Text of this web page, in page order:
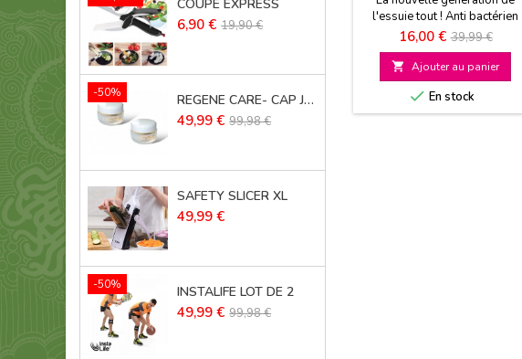
COUPE EXPRESS
Prix
6,90 € Prix
19,90 €
-50% REGENE CARE- CAP JOUVENCE LOT DE 2
Prix
49,99 € Prix
99,98 €
SAFETY SLICER XL
Prix
49,99 €
-50% INSTALIFE LOT DE 2
Prix
49,99 € Prix
99,98 €
l'essuie tout ! Anti bactérien
Ultra absorbant et résistant
Economique et écologique
Prix
16,00 € Prix
base
39,99 €
 Ajouter au panier
 En stock